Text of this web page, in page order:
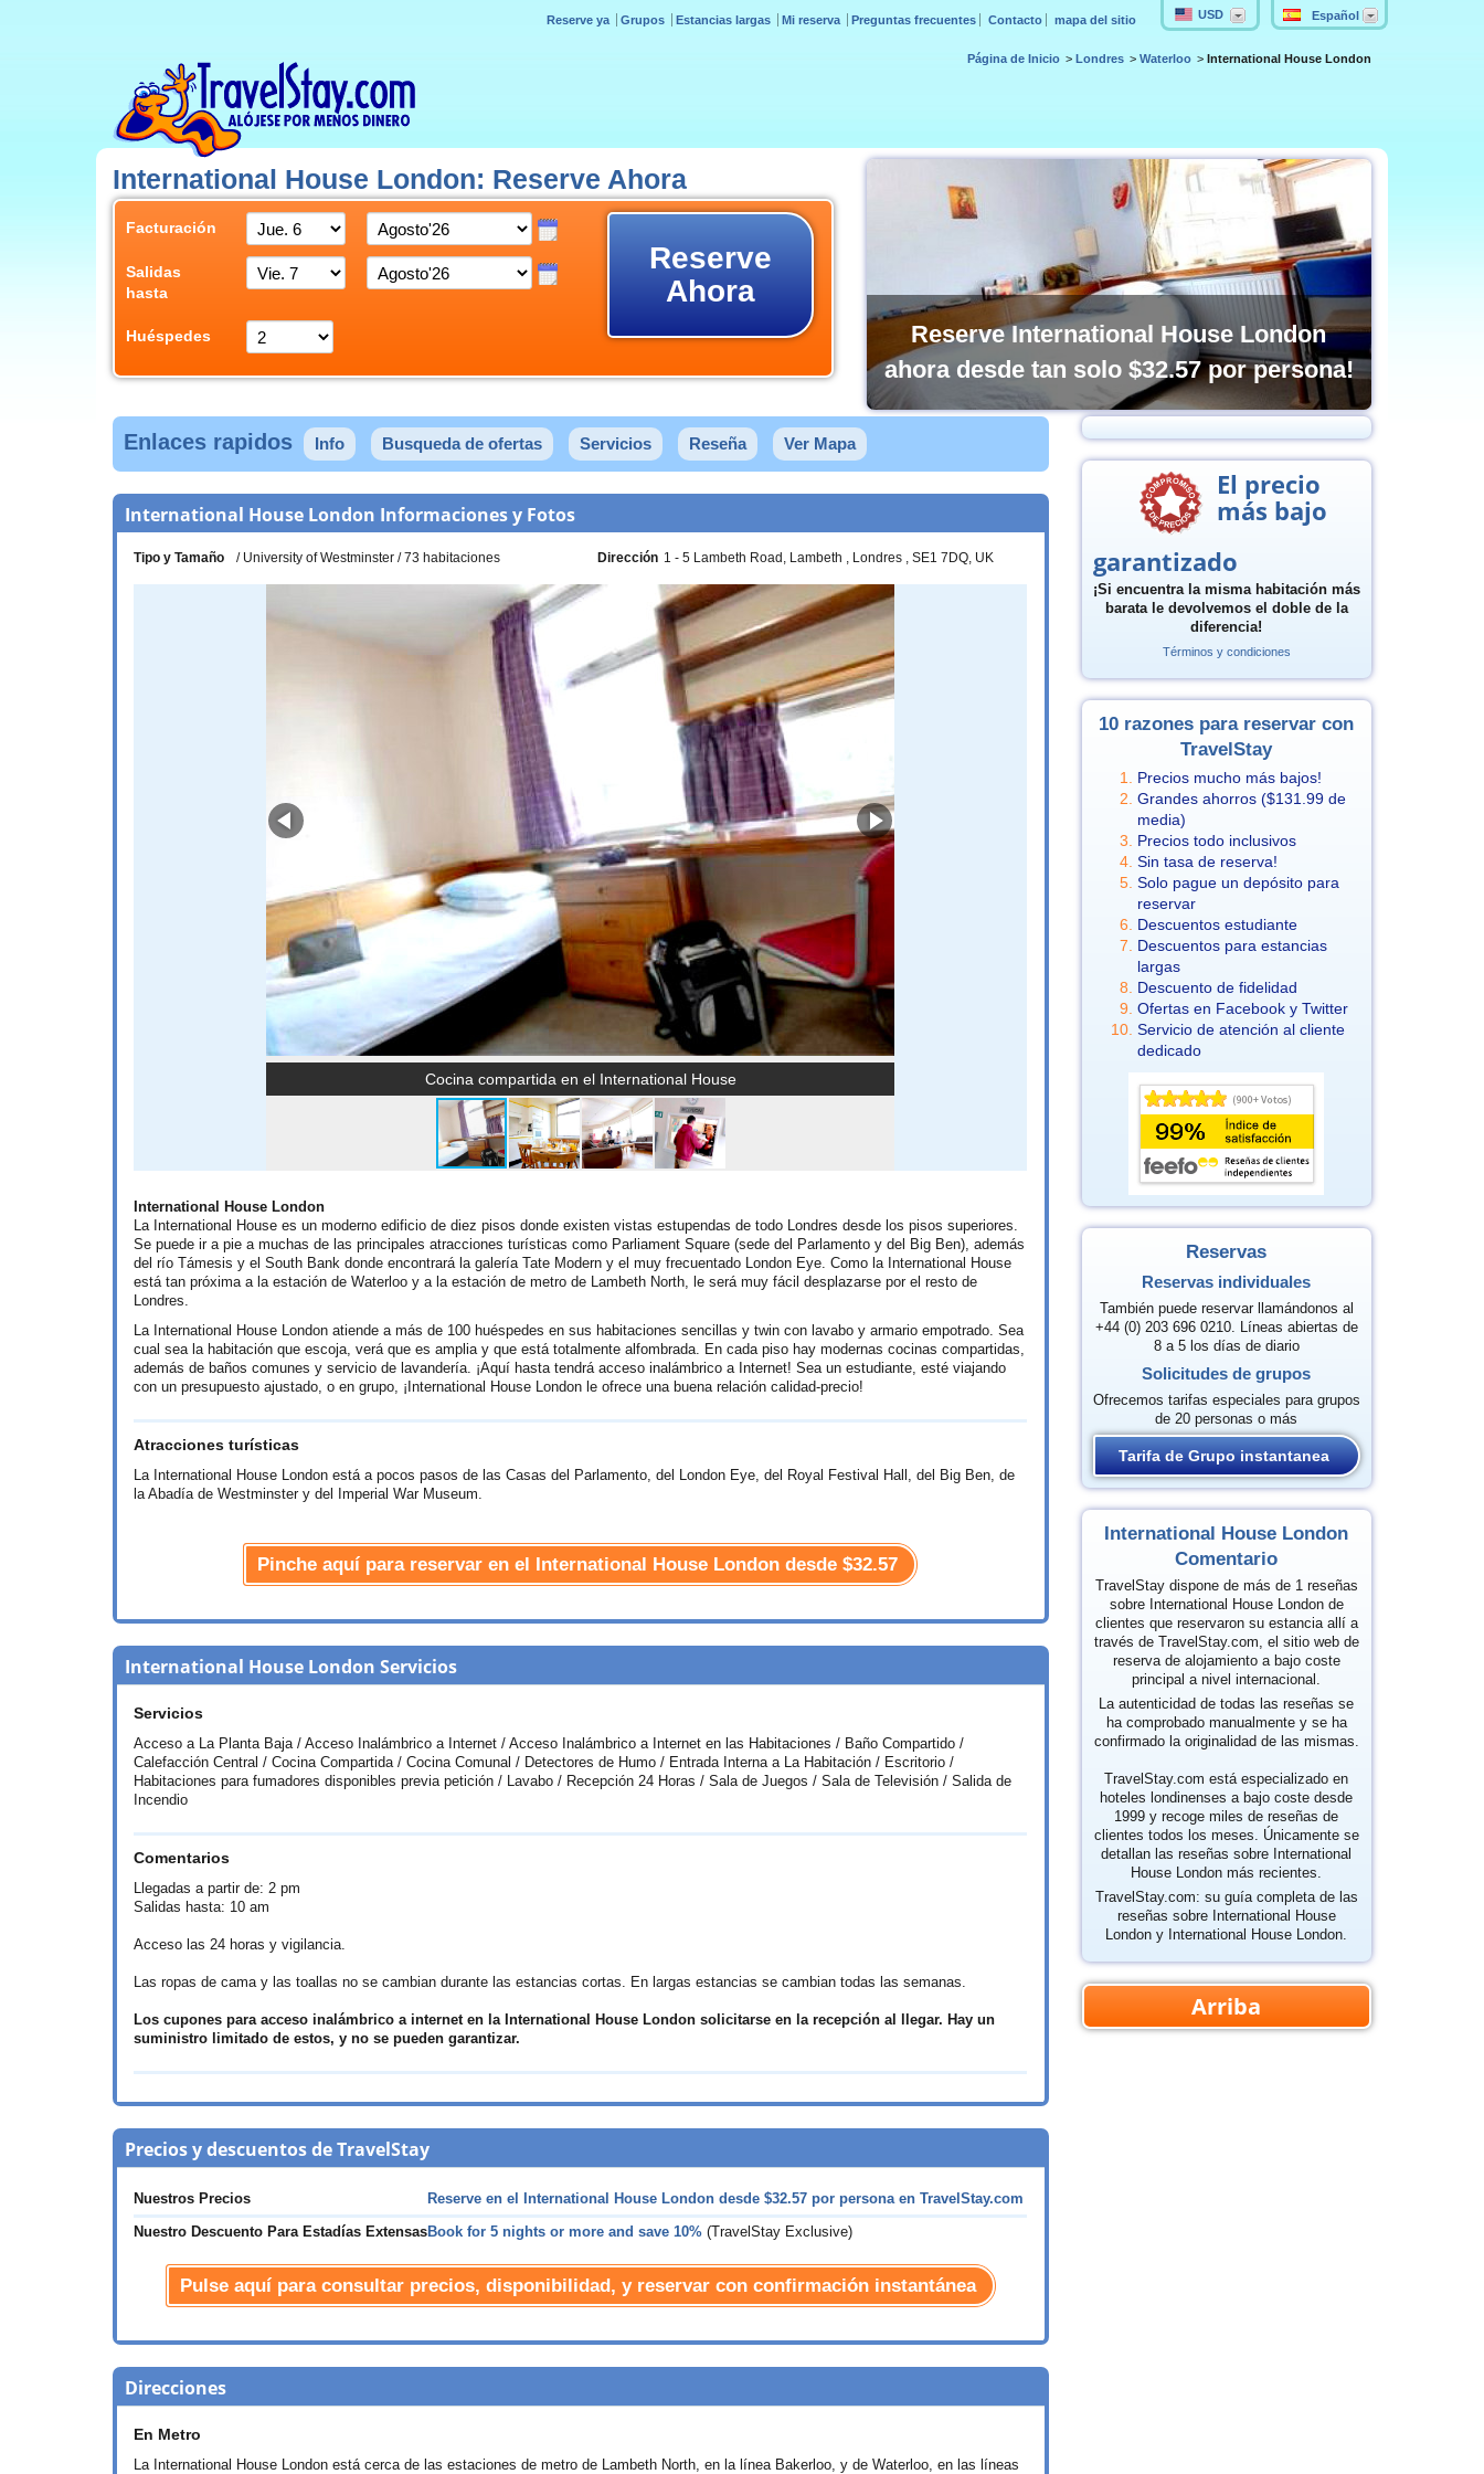
Español
USD
Reserve ya Grupos Estancias largas Mi reserva Preguntas frecuentes Contacto mapa del sitio
Página de Inicio Londres Waterloo International House London
International House London: Reserve Ahora
Facturación
Salidas
hasta
Huéspedes
Reserve
Ahora
Reserve International House London
ahora desde tan solo $32.57por persona!
Enlaces rapidos Info Busqueda de ofertas Servicios Reseña Ver Mapa
International House London Informaciones y Fotos
Tipo y Tamaño University of Westminster 73 habitaciones Dirección 1 - 5 Lambeth Road Lambeth Londres SE1 7DQ UK
Cocina compartida en el International House
International House London
La International House es un moderno edificio de diez pisos donde existen vistas estupendas de todo Londres desde los pisos superiores.
Se puede ir a pie a muchas de las principales atracciones turísticas como Parliament Square (sede del Parlamento y del Big Ben), además
del río Támesis y el South Bank donde encontrará la galería Tate Modern y el muy frecuentado London Eye. Como la International House
está tan próxima a la estación de Waterloo y a la estación de metro de Lambeth North, le será muy fácil desplazarse por el resto de
Londres.
La International House London atiende a más de 100 huéspedes en sus habitaciones sencillas y twin con lavabo y armario empotrado. Sea
cual sea la habitación que escoja, verá que es amplia y que está totalmente alfombrada. En cada piso hay modernas cocinas compartidas,
además de baños comunes y servicio de lavandería. ¡Aquí hasta tendrá acceso inalámbrico a Internet! Sea un estudiante, esté viajando
con un presupuesto ajustado, o en grupo, ¡International House London le ofrece una buena relación calidad-precio!
Atracciones turísticas
La International House London está a pocos pasos de las Casas del Parlamento, del London Eye, del Royal Festival Hall, del Big Ben, de
la Abadía de Westminster y del Imperial War Museum.
Pinche aquí para reservar en el International House London desde $32.57
International House London Servicios
Servicios
Acceso a La Planta Baja / Acceso Inalámbrico a Internet / Acceso Inalámbrico a Internet en las Habitaciones / Baño Compartido /
Calefacción Central / Cocina Compartida / Cocina Comunal / Detectores de Humo / Entrada Interna a La Habitación / Escritorio /
Habitaciones para fumadores disponibles previa petición / Lavabo / Recepción 24 Horas / Sala de Juegos / Sala de Televisión / Salida de
Incendio
Comentarios
Llegadas a partir de: 2 pm
Salidas hasta: 10 am
Acceso las 24 horas y vigilancia.
Las ropas de cama y las toallas no se cambian durante las estancias cortas. En largas estancias se cambian todas las semanas.
Los cupones para acceso inalámbrico a internet en la International House London solicitarse en la recepción al llegar. Hay un
suministro limitado de estos, y no se pueden garantizar.
Precios y descuentos de TravelStay
Nuestros Precios Reserve en el International House London desde $32.57 por persona en TravelStay.com
Nuestro Descuento Para Estadías ExtensasBook for 5 nights or more and save 10% (TravelStay Exclusive)
Pulse aquí para consultar precios, disponibilidad, y reservar con confirmación instantánea
Direcciones
En Metro
La International House London está cerca de las estaciones de metro de Lambeth North, en la línea Bakerloo, y de Waterloo, en las líneas
El precio
más bajo
garantizado
¡Si encuentra la misma habitación más
barata le devolvemos el doble de la
diferencia!
Términos y condiciones
10 razones para reservar con
TravelStay
Precios mucho más bajos!
Grandes ahorros ($131.99de
media)
Precios todo inclusivos
Sin tasa de reserva!
Solo pague un depósito para
reservar
Descuentos estudiante
Descuentos para estancias
largas
Descuento de fidelidad
Ofertas en Facebook y Twitter
Servicio de atención al cliente
dedicado
Reservas
Reservas individuales
También puede reservar llamándonos al
+44 (0) 203 696 0210. Líneas abiertas de
8 a 5 los días de diario
Solicitudes de grupos
Ofrecemos tarifas especiales para grupos
de 20 personas o más
Tarifa de Grupo instantanea
International House London
Comentario
TravelStay dispone de más de 1 reseñas
sobre International House London de
clientes que reservaron su estancia allí a
través de TravelStay.com, el sitio web de
reserva de alojamiento a bajo coste
principal a nivel internacional.
La autenticidad de todas las reseñas se
ha comprobado manualmente y se ha
confirmado la originalidad de las mismas.
TravelStay.com está especializado en
hoteles londinenses a bajo coste desde
1999 y recoge miles de reseñas de
clientes todos los meses. Únicamente se
detallan las reseñas sobre International
House London más recientes.
TravelStay.com: su guía completa de las
reseñas sobre International House
London y International House London.
Arriba